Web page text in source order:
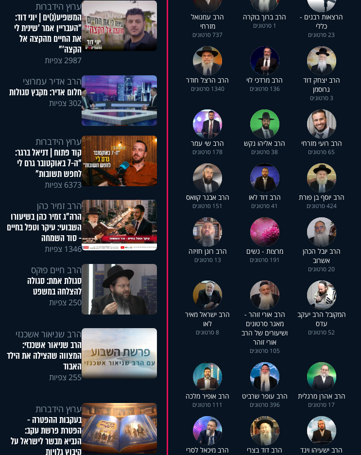
הרצאות רבנים -
כללי
23 סרטונים
הרב ברוך בוקרה
1 סרטונים
הרב עמנואל
מזרחי
737 סרטונים
הרב יצחק דוד
גרוסמן
3 סרטונים
הרב מרדכי לוי
136 סרטונים
הרב הרצל חודר
1340 סרטונים
הרב רועי מזרחי
65 סרטונים
הרב אליהו נקש
38 סרטונים
הרב שי עמר
178 סרטונים
הרב יוסף בן פורת
424 סרטונים
הרב דוד לאו
41 סרטונים
הרב אבנר קוואס
151 סרטונים
הרב יובל הכהן
אשרוב
20 סרטונים
מרצות - נשים
191 סרטונים
הרב רונן חזיזה
13 סרטונים
המקובל הרב יעקב
עדס
52 סרטונים
הרב אורי זוהר -
מאגר סרטונים
ושיעורים של הרב
אורי זוהר
105 סרטונים
הרב ישראל מאיר
לאו
8 סרטונים
הרב אהרן מרגלית
17 סרטונים
הרב עופר שרביט
396 סרטונים
הרב אופיר מלכה
111 סרטונים
הרב ישעיהו וינד הרב דוד בצרי הרב מיכאל לסרי
ערוץ הידברות
המשפיע(נ)ים | יוני דוד:
"העבריין אמר 'שינית לי
את החיים מהקצה אל
הקצה'"
2987 צפיות
הרב אדיר עמרוצי
חלום אדיר: מקבץ סגולות
302 צפיות
ערוץ הידברות
קוד פתוח | דניאל ברגר:
"ה-7 באוקטובר גרם לי
לחפש תשובות"
6373 צפיות
הרב זמיר כהן
הרה"ג זמיר כהן בשיעורו
השבועי: עיקר וטפל בחיים
- סוד השמחה
1346 צפיות
הרב חיים פוקס
סגולת אמת: סגולה
להצלחה במשפט
250 צפיות
הרב שניאור אשכנזי
הרב שניאור אשכנזי:
המצווה שהצילה את הילד
האבוד
255 צפיות
ערוץ הידברות
בעקבות ההפטרה -
הפטרת פרשת עקב:
הנביא מבשר לישראל על
קיבוץ גלויות